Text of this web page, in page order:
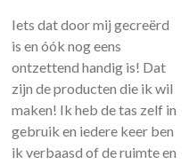
Iets dat door mij gecreërd
is en óók nog eens
ontzettend handig is! Dat
zijn de producten die ik wil
maken! Ik heb de tas zelf in
gebruik en iedere keer ben
ik verbaasd of de ruimte en